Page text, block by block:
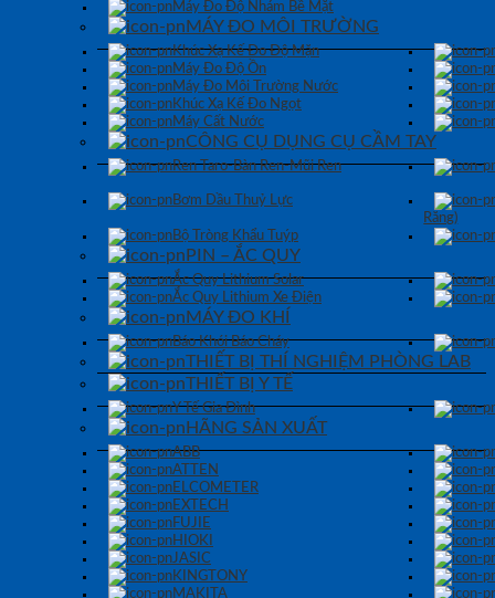
Máy Đo Độ Nhám Bề Mặt
MÁY ĐO MÔI TRƯỜNG
Khúc Xạ Kế Đo Độ Mặn
Máy Đo Độ Ồn
Máy Đo Môi Trường Nước
Khúc Xạ Kế Đo Ngọt
Máy Cất Nước
CÔNG CỤ DỤNG CỤ CẦM TAY
Ren Taro-Bàn Ren-Mũi Ren
Bơm Dầu Thuỷ Lực
Răng)
Bộ Tròng Khẩu Tuýp
PIN – ẮC QUY
Ắc Quy Lithium Solar
Ắc Quy Lithium Xe Điện
MÁY ĐO KHÍ
Báo Khói Báo Cháy
THIẾT BỊ THÍ NGHIỆM PHÒNG LAB
THIẾT BỊ Y TẾ
Y Tế Gia Đình
HÃNG SẢN XUẤT
ABB
ATTEN
ELCOMETER
EXTECH
FUJIE
HIOKI
JASIC
KINGTONY
MAKITA